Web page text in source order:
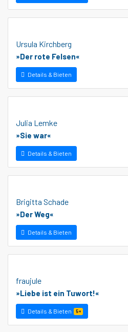
Ursula Kirchberg
»Der rote Felsen«
Details & Bieten
Julia Lemke
»Sie war«
Details & Bieten
Brigitta Schade
»Der Weg«
Details & Bieten
fraujule
»Liebe ist ein Tuwort!«
Details & Bieten 5+